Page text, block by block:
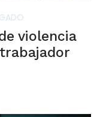
violencia